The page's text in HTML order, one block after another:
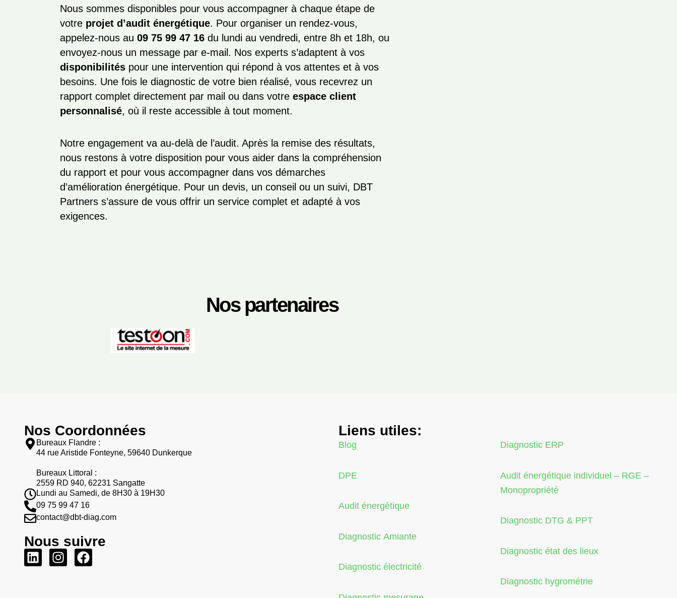
Nous sommes disponibles pour vous accompagner à chaque étape de
votre projet d’audit énergétique. Pour organiser un rendez-vous,
appelez-nous au09 75 99 47 16 du lundi au vendredi, entre 8h et 18h, ou
envoyez-nous un message par e-mail. Nos experts s’adaptent à vos
disponibilités pour une intervention qui répond à vos attentes et à vos
besoins. Une fois le diagnostic de votre bien réalisé, vous recevrez un
rapport complet directement par mail ou dans votreespace client
personnalisé, où il reste accessible à tout moment.
Notre engagement va au-delà de l’audit. Après la remise des résultats,
nous restons à votre disposition pour vous aider dans la compréhension
du rapport et pour vous accompagner dans vos démarches
d’amélioration énergétique. Pour un devis, un conseil ou un suivi, DBT
Partners s’assure de vous offrir un service complet et adapté à vos
exigences.
Nos partenaires
Nos Coordonnées
Bureaux Flandre :
44 rue Aristide Fonteyne, 59640 Dunkerque
Bureaux Littoral :
2559 RD 940, 62231 Sangatte
Lundi au Samedi, de 8H30 à 19H30
09 75 99 47 16
contact@dbt-diag.com
Nous suivre
L
i
I
n
F
a
Liens utiles:
Blog
DPE
Audit énergétique
Diagnostic Amiante
Diagnostic électricité
Diagnostic ERP
Audit énergétique individuel – RGE –
Monopropriété
Diagnostic DTG & PPT
Diagnostic état des lieux
Diagnostic hygrométrie